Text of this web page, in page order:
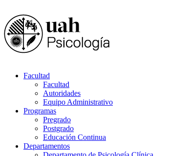
Facultad
Facultad
Autoridades
Equipo Administrativo
Programas
Pregrado
Postgrado
Educación Continua
Departamentos